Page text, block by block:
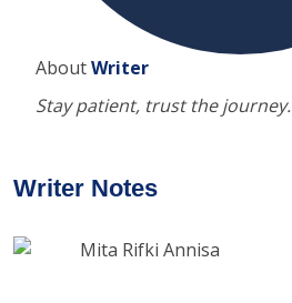
AboutWriter
Stay patient, trust the journey.
Writer Notes
Mita Rifki Annisa